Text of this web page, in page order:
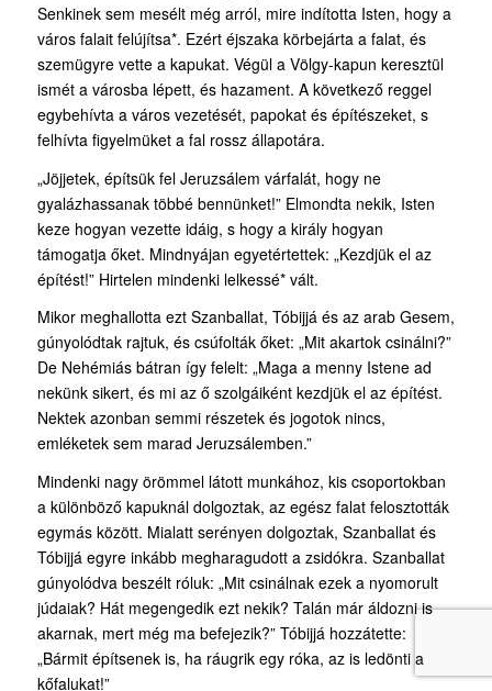
Senkinek sem mesélt még arról, mire indította Isten, hogy a
város falait felújítsa*. Ezért éjszaka körbejárta a falat, és
szemügyre vette a kapukat. Végül a Völgy-kapun keresztül
ismét a városba lépett, és hazament. A következő reggel
egybehívta a város vezetését, papokat és építészeket, s
felhívta figyelmüket a fal rossz állapotára.
„Jöjjetek, építsük fel Jeruzsálem várfalát, hogy ne
gyalázhassanak többé bennünket!” Elmondta nekik, Isten
keze hogyan vezette idáig, s hogy a király hogyan
támogatja őket. Mindnyájan egyetértettek: „Kezdjük el az
építést!” Hirtelen mindenki lelkessé* vált.
Mikor meghallotta ezt Szanballat, Tóbijjá és az arab Gesem,
gúnyolódtak rajtuk, és csúfolták őket: „Mit akartok csinálni?”
De Nehémiás bátran így felelt: „Maga a menny Istene ad
nekünk sikert, és mi az ő szolgáiként kezdjük el az építést.
Nektek azonban semmi részetek és jogotok nincs,
emléketek sem marad Jeruzsálemben.”
Mindenki nagy örömmel látott munkához, kis csoportokban
a különböző kapuknál dolgoztak, az egész falat felosztották
egymás között. Mialatt serényen dolgoztak, Szanballat és
Tóbijjá egyre inkább megharagudott a zsidókra. Szanballat
gúnyolódva beszélt róluk: „Mit csinálnak ezek a nyomorult
júdaiak? Hát megengedik ezt nekik? Talán már áldozni is
akarnak, mert még ma befejezik?” Tóbijjá hozzátette:
„Bármit építsenek is, ha ráugrik egy róka, az is ledönti a
kőfalukat!”